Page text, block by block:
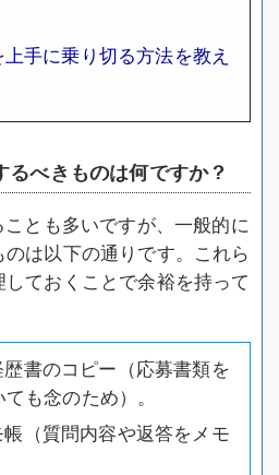
手に乗り切る方法を教え
べきものは何ですか？
とも多いですが、一般的に
は以下の通りです。これら
ておくことで余裕を持って
書のコピー（応募書類を
も念のため）。
（質問内容や返答をメモ